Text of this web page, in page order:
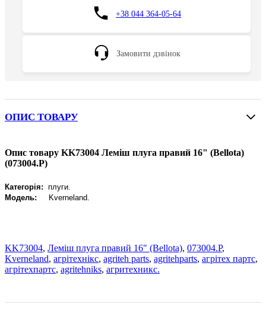
+38 044 364-05-64
Замовити дзвінок
ОПИС ТОВАРУ
Опис товару KK73004 Леміш плуга правий 16" (Bellota)
(073004.P)
Категорія: плуги.
Модель:
Kverneland.
KK73004, Леміш плуга правий 16" (Bellota), 073004.P,
Kverneland, агрітехнікс, agriteh parts, agritehparts, агрітех партс,
агрітехпартс, agritehniks, агритехникс.